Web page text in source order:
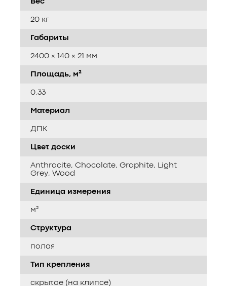
Вес
20 кг
Габариты
2400 × 140 × 21 мм
Площадь, м²
0.33
Материал
ДПК
Цвет доски
Anthracite, Chocolate, Graphite, Light
Grey, Wood
Единица измерения
м²
Структура
полая
Тип крепления
скрытое (на клипсе)